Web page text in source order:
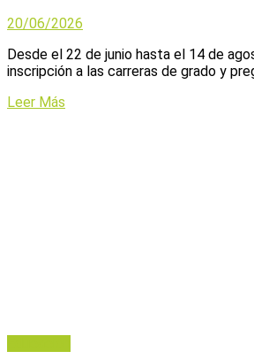
20/06/2026
Desde el 22 de junio hasta el 14 de
inscripción a las carreras de grado y
Leer Más